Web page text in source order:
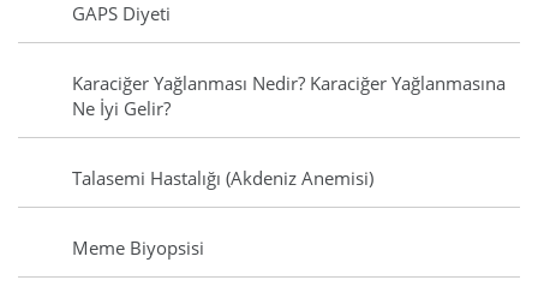
GAPS Diyeti
Karaciğer Yağlanması Nedir? Karaciğer Yağlanmasına
Ne İyi Gelir?
Talasemi Hastalığı (Akdeniz Anemisi)
Meme Biyopsisi